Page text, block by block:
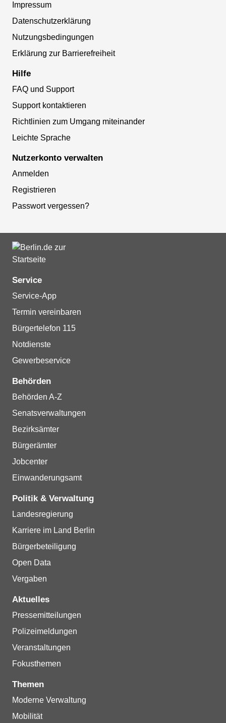
Impressum
Datenschutzerklärung
Nutzungsbedingungen
Erklärung zur Barrierefreiheit
Hilfe
FAQ und Support
Support kontaktieren
Richtlinien zum Umgang miteinander
Leichte Sprache
Nutzerkonto verwalten
Anmelden
Registrieren
Passwort vergessen?
Service
Service-App
Termin vereinbaren
Bürgertelefon 115
Notdienste
Gewerbeservice
Behörden
Behörden A-Z
Senatsverwaltungen
Bezirksämter
Bürgerämter
Jobcenter
Einwanderungsamt
Politik & Verwaltung
Landesregierung
Karriere im Land Berlin
Bürgerbeteiligung
Open Data
Vergaben
Aktuelles
Pressemitteilungen
Polizeimeldungen
Veranstaltungen
Fokusthemen
Themen
Moderne Verwaltung
Mobilität